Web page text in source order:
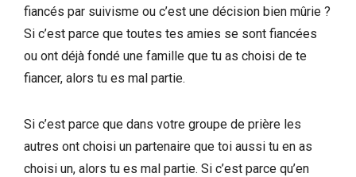
fiancés par suivisme ou c’est une décision bien mûrie ?
Si c’est parce que toutes tes amies se sont fiancées
ou ont déjà fondé une famille que tu as choisi de te
fiancer, alors tu es mal partie.
Si c’est parce que dans votre groupe de prière les
autres ont choisi un partenaire que toi aussi tu en as
choisi un, alors tu es mal partie. Si c’est parce qu’en